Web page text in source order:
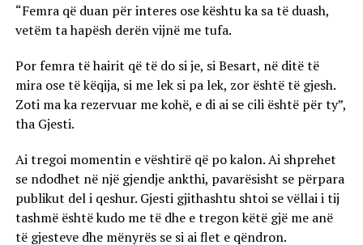
“Femra që duan për interes ose kështu ka sa të duash,
vetëm ta hapësh derën vijnë me tufa.
Por femra të hairit që të do si je, si Besart, në ditë të
mira ose të këqija, si me lek si pa lek, zor është të gjesh.
Zoti ma ka rezervuar me kohë, e di ai se cili është për ty”,
tha Gjesti.
Ai tregoi momentin e vështirë që po kalon. Ai shprehet
se ndodhet në një gjendje ankthi, pavarësisht se përpara
publikut del i qeshur. Gjesti gjithashtu shtoi se vëllai i tij
tashmë është kudo me të dhe e tregon këtë gjë me anë
të gjesteve dhe mënyrës se si ai flet e qëndron.